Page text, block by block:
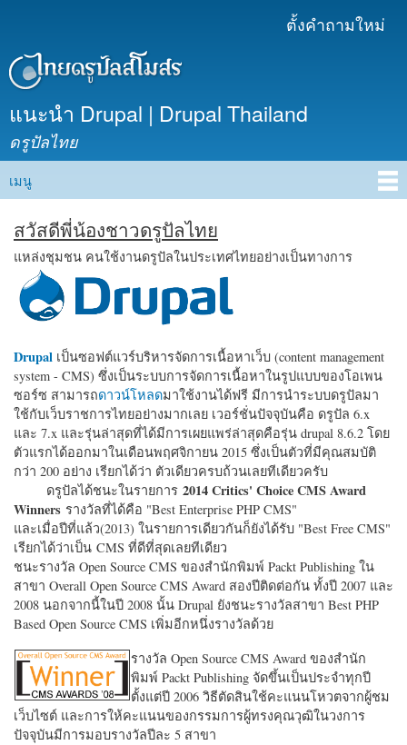
เนื้อหา
ตั้งคำถามใหม่
แนะนำ Drupal | Drupal Thailand
ดรูปัลไทย
Main menu
เมนู
สวัสดีพี่น้องชาวดรูปัลไทย
แหล่งชุมชน คนใช้งานดรูปัลในประเทศไทยอย่างเป็นทางการ
Drupal เป็นซอฟต์แวร์บริหารจัดการเนื้อหาเว็บ (content management
system - CMS) ซึ่งเป็นระบบการจัดการเนื้อหาในรูปแบบของโอเพน
ซอร์ซ สามารถดาวน์โหลดมาใช้งานได้ฟรี มีการนำระบบดรูปัลมา
ใช้กับเว็บราชการไทยอย่างมากเลย เวอร์ชั่นปัจจุบันคือ ดรูปัล 6.x
และ 7.x และรุ่นล่าสุดที่ได้มีการเผยแพร่ล่าสุดคือรุ่น drupal 8.6.2 โดย
ตัวแรกได้ออกมาในเดือนพฤศจิกายน 2015 ซึ่งเป็นตัวที่มีคุณสมบัติ
กว่า 200 อย่าง เรียกได้ว่า ตัวเดียวครบถ้วนเลยทีเดียวครับ
ดรูปัลได้ชนะในรายการ 2014 Critics' Choice CMS Award
Winners รางวัลที่ได้คือ "Best Enterprise PHP CMS"
และเมื่อปีที่แล้ว(2013) ในรายการเดียวกันก็ยังได้รับ "Best Free CMS"
เรียกได้ว่าเป็น CMS ที่ดีที่สุดเลยทีเดียว
ชนะรางวัล Open Source CMS ของสำนักพิมพ์ Packt Publishing ใน
สาขา Overall Open Source CMS Award สองปีติดต่อกัน ทั้งปี 2007 และ
2008 นอกจากนี้ในปี 2008 นั้น Drupal ยังชนะรางวัลสาขา Best PHP
Based Open Source CMS เพิ่มอีกหนึ่งรางวัลด้วย
รางวัล Open Source CMS Award ของสำนัก
พิมพ์ Packt Publishing จัดขึ้นเป็นประจำทุกปี
ตั้งแต่ปี 2006 วิธีตัดสินใช้คะแนนโหวตจากผู้ชม
เว็บไซต์ และการให้คะแนนของกรรมการผู้ทรงคุณวุฒิในวงการ
ปัจจุบันมีการมอบรางวัลปีละ 5 สาขา